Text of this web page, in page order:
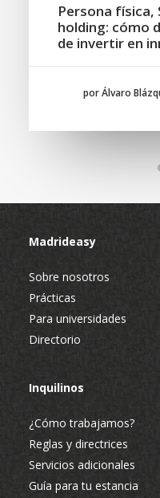
Persona física,
holding: cómo
de invertir en
por Álvaro
Madrideasy
Sobre nosotros
Prácticas
Para universidades
Directorio
Inquilinos
¿Cómo trabajamos?
Reglas y directrices
Servicios adicionales
Guía para tu estancia